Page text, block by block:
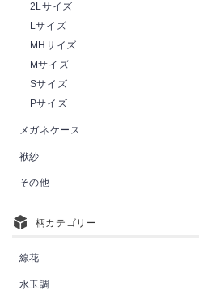
2Lサイズ
Lサイズ
MHサイズ
Mサイズ
Sサイズ
Pサイズ
メガネケース
袱紗
その他
柄カテゴリー
線花
水玉調